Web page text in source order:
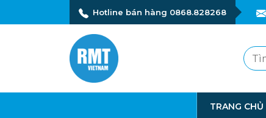
Hotline bán hàng 0868.828268
TRANG CHỦ